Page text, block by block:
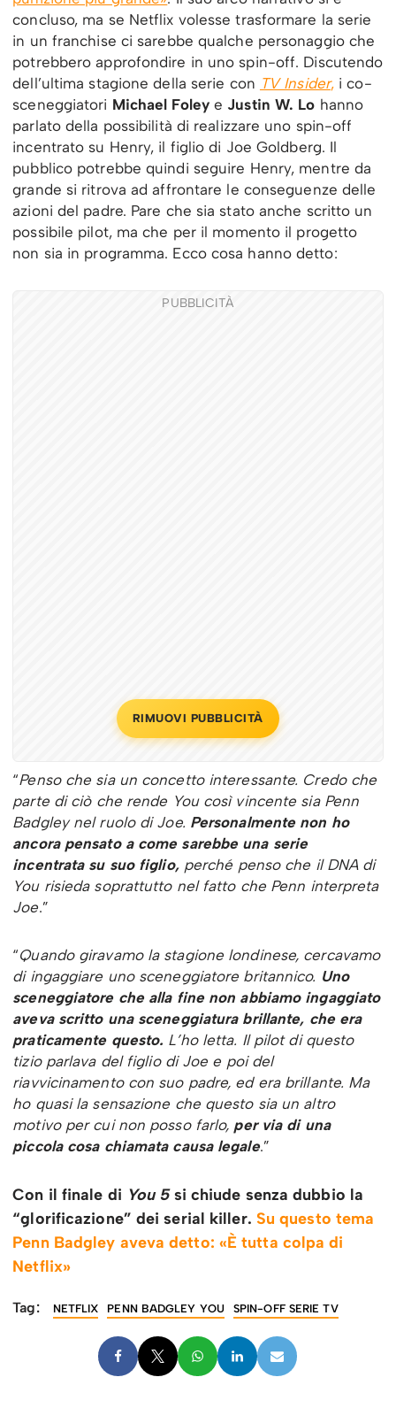
concluso, ma se Netflix volesse trasformare la serie
in un franchise ci sarebbe qualche personaggio che
potrebbero approfondire in uno spin-off. Discutendo
dell’ultima stagione della serie con TV Insider, i co-
sceneggiatori Michael Foleye Justin W. Lo hanno
parlato della possibilità di realizzare uno spin-off
incentrato su Henry, il figlio di Joe Goldberg. Il
pubblico potrebbe quindi seguire Henry, mentre da
grande si ritrova ad affrontare le conseguenze delle
azioni del padre. Pare che sia stato anche scritto un
possibile pilot, ma che per il momento il progetto
non sia in programma. Ecco cosa hanno detto:
PUBBLICITÀ
RIMUOVI PUBBLICITÀ
“Penso che sia un concetto interessante. Credo che
parte di ciò che rende You così vincente sia Penn
Badgley nel ruolo di Joe. Personalmente non ho
ancora pensato a come sarebbe una serie
incentrata su suo figlio,perché penso che il DNA di
You risieda soprattutto nel fatto che Penn interpreta
Joe.”
“Quando giravamo la stagione londinese, cercavamo
di ingaggiare uno sceneggiatore britannico. Uno
sceneggiatore che alla fine non abbiamo ingaggiato
aveva scritto una sceneggiatura brillante, che era
praticamente questo. L’ho letta. Il pilot di questo
tizio parlava del figlio di Joe e poi del
riavvicinamento con suo padre, ed era brillante. Ma
ho quasi la sensazione che questo sia un altro
motivo per cui non posso farlo, per via di una
piccola cosa chiamata causa legale.”
Con il finale di You 5si chiude senza dubbio la
“glorificazione” dei serial killer. Su questo tema
Penn Badgley aveva detto: «È tutta colpa di
Netflix»
Tag: NETFLIX PENN BADGLEY YOU SPIN-OFF SERIE TV